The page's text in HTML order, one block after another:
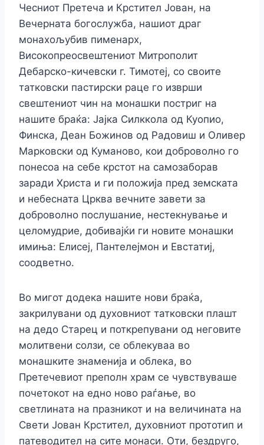
Чесниот Претеча и Крстител Јован, на
Вечерната богослужба, нашиот драг
монахољубив пименарх,
Високопреосвештениот Митрополит
Дебарско-кичевски г. Тимотеј, со своите
татковски пастирски раце го изврши
свештениот чин на монашки постриг на
нашите браќа: Јајка Силккола од Куопио,
Финска, Деан Божинов од Радовиш и Оливер
Марковски од Куманово, кои доброволно го
понесоа на себе крстот на самозаборав
заради Христа и ги положија пред земската
и небесната Црква вечните завети за
доброволно послушание, нестекнување и
целомудрие, добивајќи ги новите монашки
имиња: Елисеј, Пантелејмон и Евстатиј,
соодветно.
Во мигот додека нашите нови браќа,
закрилувани од духовниот татковски плашт
на дедо Старец и поткрепувани од неговите
молитвени солзи, се облекуваа во
монашките знаменија и облека, во
Претечевиот преполн храм се чувствуваше
почетокот на едно ново раѓање, во
светлината на празникот и на величината на
Свети Јован Крстител, духовниот прототип и
патеводител на сите монаси. Оти, бездруго,